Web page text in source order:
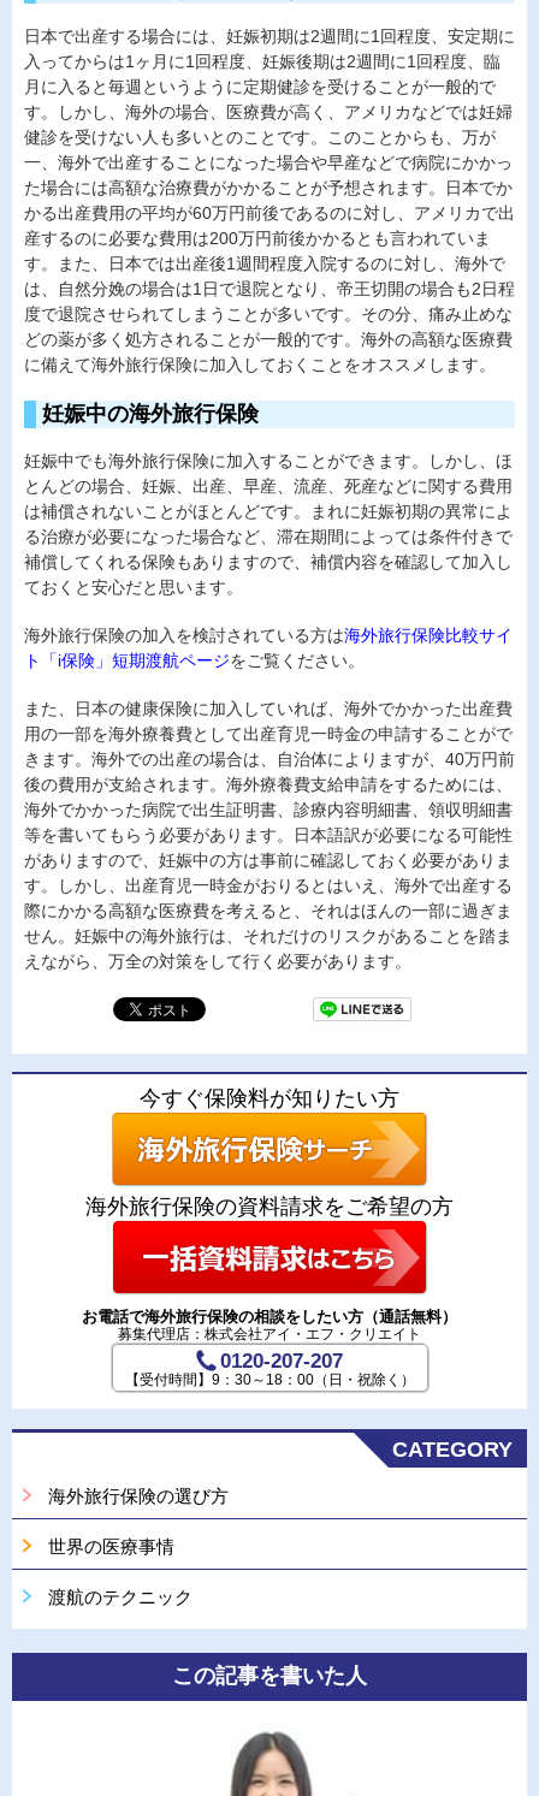
日本で出産する場合には、妊娠初期は2週間に1回程度、安定期に
入ってからは1ヶ月に1回程度、妊娠後期は2週間に1回程度、臨
月に入ると毎週というように定期健診を受けることが一般的で
す。しかし、海外の場合、医療費が高く、アメリカなどでは妊婦
健診を受けない人も多いとのことです。このことからも、万が
一、海外で出産することになった場合や早産などで病院にかかっ
た場合には高額な治療費がかかることが予想されます。日本でか
かる出産費用の平均が60万円前後であるのに対し、アメリカで出
産するのに必要な費用は200万円前後かかるとも言われていま
す。また、日本では出産後1週間程度入院するのに対し、海外で
は、自然分娩の場合は1日で退院となり、帝王切開の場合も2日程
度で退院させられてしまうことが多いです。その分、痛み止めな
どの薬が多く処方されることが一般的です。海外の高額な医療費
に備えて海外旅行保険に加入しておくことをオススメします。
妊娠中の海外旅行保険
妊娠中でも海外旅行保険に加入することができます。しかし、ほ
とんどの場合、妊娠、出産、早産、流産、死産などに関する費用
は補償されないことがほとんどです。まれに妊娠初期の異常によ
る治療が必要になった場合など、滞在期間によっては条件付きで
補償してくれる保険もありますので、補償内容を確認して加入し
ておくと安心だと思います。
海外旅行保険の加入を検討されている方は海外旅行保険比較サイ
ト「i保険」短期渡航ページをご覧ください。
また、日本の健康保険に加入していれば、海外でかかった出産費
用の一部を海外療養費として出産育児一時金の申請することがで
きます。海外での出産の場合は、自治体によりますが、40万円前
後の費用が支給されます。海外療養費支給申請をするためには、
海外でかかった病院で出生証明書、診療内容明細書、領収明細書
等を書いてもらう必要があります。日本語訳が必要になる可能性
がありますので、妊娠中の方は事前に確認しておく必要がありま
す。しかし、出産育児一時金がおりるとはいえ、海外で出産する
際にかかる高額な医療費を考えると、それはほんの一部に過ぎま
せん。妊娠中の海外旅行は、それだけのリスクがあることを踏ま
えながら、万全の対策をして行く必要があります。
今すぐ保険料が知りたい方
海外旅行保険の資料請求をご希望の方
お電話で海外旅行保険の相談をしたい方（通話無料）
募集代理店：株式会社アイ・エフ・クリエイト
0120-207-207
【受付時間】9：30～18：00（日・祝除く）
CATEGORY
海外旅行保険の選び方
世界の医療事情
渡航のテクニック
この記事を書いた人